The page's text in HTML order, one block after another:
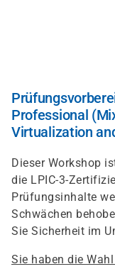
Professional
Virtualization
Dieser Workshop
die LPIC-3-
Prüfungsinhalte
Schwächen
Sie Sicherheit im
Sie haben die